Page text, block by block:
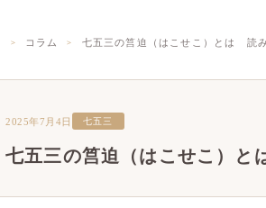
コラム 七五三の筥迫（はこせこ）とは 読
2025年7月4日 七五三
七五三の筥迫（はこせこ）